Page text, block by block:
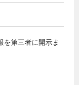
を第三者に開示ま